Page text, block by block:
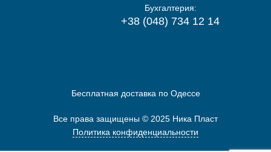
Бухгалтерия:
+38 (048) 734 12 14
Бесплатная доставка по Одессе
Все права защищены © 2025 Ника Пласт
Политика конфиденциальности